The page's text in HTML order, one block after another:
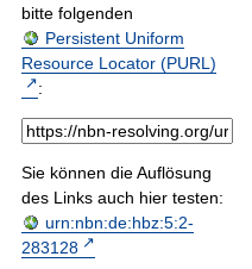
bitte folgenden
Persistent Uniform
Resource Locator (PURL)
:
Sie können die Auflösung
des Links auch hier testen:
urn:nbn:de:hbz:5:2-
283128